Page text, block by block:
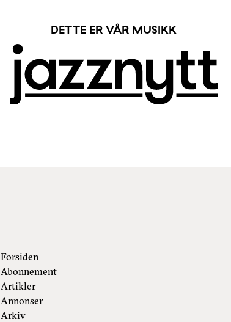
DETTE ER VÅR MUSIKK
Forsiden
Abonnement
Artikler
Annonser
Arkiv